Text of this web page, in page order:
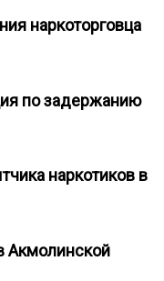
наркоторговца
по задержанию
наркотиков в
Акмолинской